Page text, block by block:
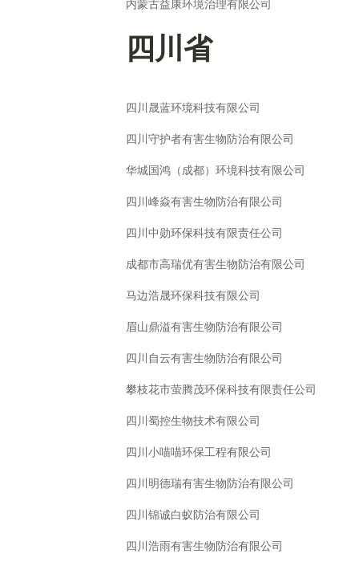
内蒙古益康环境治理有限公司
四川省
四川晟蓝环境科技有限公司
四川守护者有害生物防治有限公司
华城国鸿（成都）环境科技有限公司
四川峰焱有害生物防治有限公司
四川中勋环保科技有限责任公司
成都市高瑞优有害生物防治有限公司
马边浩晟环保科技有限公司
眉山鼎溢有害生物防治有限公司
四川自云有害生物防治有限公司
攀枝花市萤腾茂环保科技有限责任公司
四川蜀控生物技术有限公司
四川小喵喵环保工程有限公司
四川明德瑞有害生物防治有限公司
四川锦诚白蚁防治有限公司
四川浩雨有害生物防治有限公司